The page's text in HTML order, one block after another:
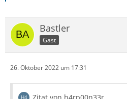
Bastler
Gast
26. Oktober 2022 um 17:31